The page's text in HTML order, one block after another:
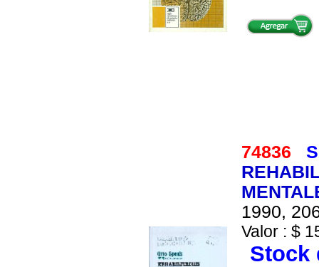
74836
1990,
Valor : $
Stock